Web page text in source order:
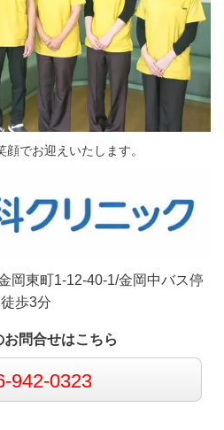
顔でお迎えいたします。
岡東町1-12-40-1/金岡中バス停
徒歩3分
お問合せはこちら
942-0323